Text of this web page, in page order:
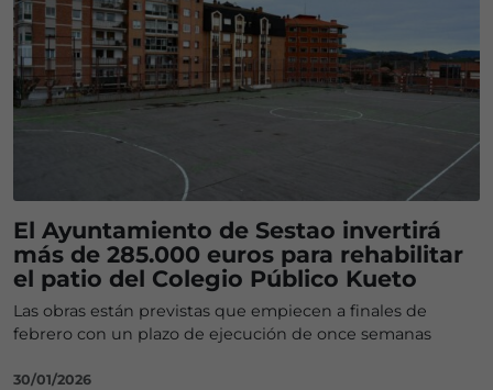
El Ayuntamiento de Sestao invertirá
más de 285.000 euros para rehabilitar
el patio del Colegio Público Kueto
Las obras están previstas que empiecen a finales de
febrero con un plazo de ejecución de once semanas
30/01/2026